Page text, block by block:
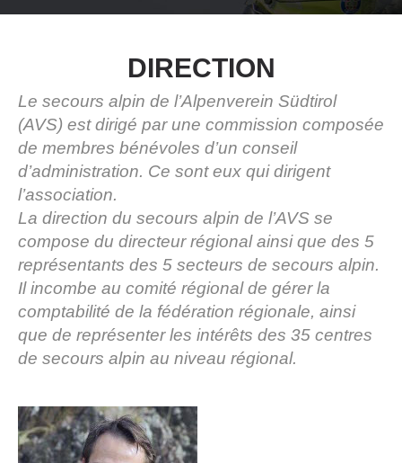
Histoire de l'association
DIRECTION
Le secours alpin de l’Alpenverein Südtirol
(AVS) est dirigé par une commission composée
de membres bénévoles d’un conseil
d’administration. Ce sont eux qui dirigent
l’association.
La direction du secours alpin de l’AVS se
compose du directeur régional ainsi que des 5
représentants des 5 secteurs de secours alpin.
Il incombe au comité régional de gérer la
comptabilité de la fédération régionale, ainsi
que de représenter les intérêts des 35 centres
de secours alpin au niveau régional.